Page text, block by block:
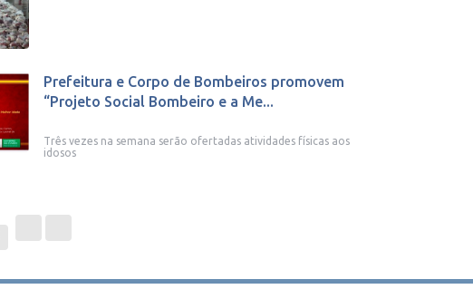
Prefeitura e Corpo de Bombeiros promovem
“Projeto Social Bombeiro e a Me...
Três vezes na semana serão ofertadas atividades físicas aos
idosos